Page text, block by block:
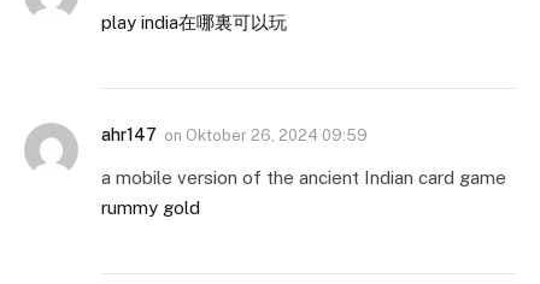
play india在哪裏可以玩
ahr147 on Oktober 26, 2024 09:59
a mobile version of the ancient Indian card game
rummy gold